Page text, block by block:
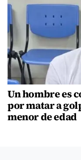
Un hombre es
por matar a
menor de edad